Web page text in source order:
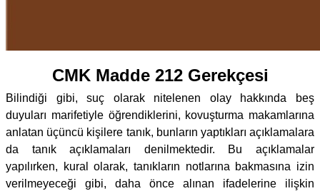
CMK Madde 212 Gerekçesi
Bilindiği gibi, suç olarak nitelenen olay hakkında beş
duyuları marifetiyle öğrendiklerini, kovuşturma makamlarına
anlatan üçüncü kişilere tanık, bunların yaptıkları açıklamalara
da tanık açıklamaları denilmektedir. Bu açıklamalar
yapılırken, kural olarak, tanıkların notlarına bakmasına izin
verilmeyeceği gibi, daha önce alınan ifadelerine ilişkin